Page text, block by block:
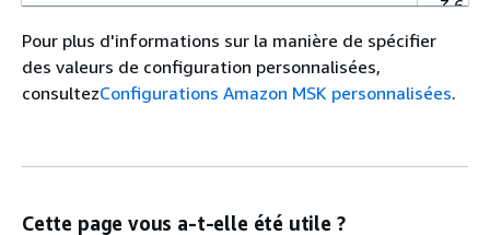
3.6.0.
ont
Pour plus d'informations sur la manière de spécifier
des valeurs de configuration personnalisées,
consultezConfigurations Amazon MSK personnalisées.
Cette page vous a-t-elle été utile ?